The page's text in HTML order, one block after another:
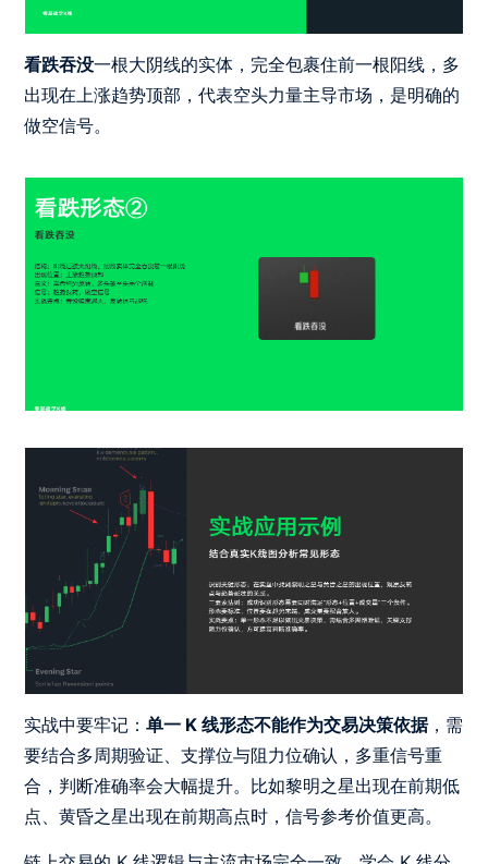
看跌吞没一根大阴线的实体，完全包裹住前一根阳线，多
出现在上涨趋势顶部，代表空头力量主导市场，是明确的
做空信号。
实战中要牢记：单一 K 线形态不能作为交易决策依据，需
要结合多周期验证、支撑位与阻力位确认，多重信号重
合，判断准确率会大幅提升。比如黎明之星出现在前期低
点、黄昏之星出现在前期高点时，信号参考价值更高。